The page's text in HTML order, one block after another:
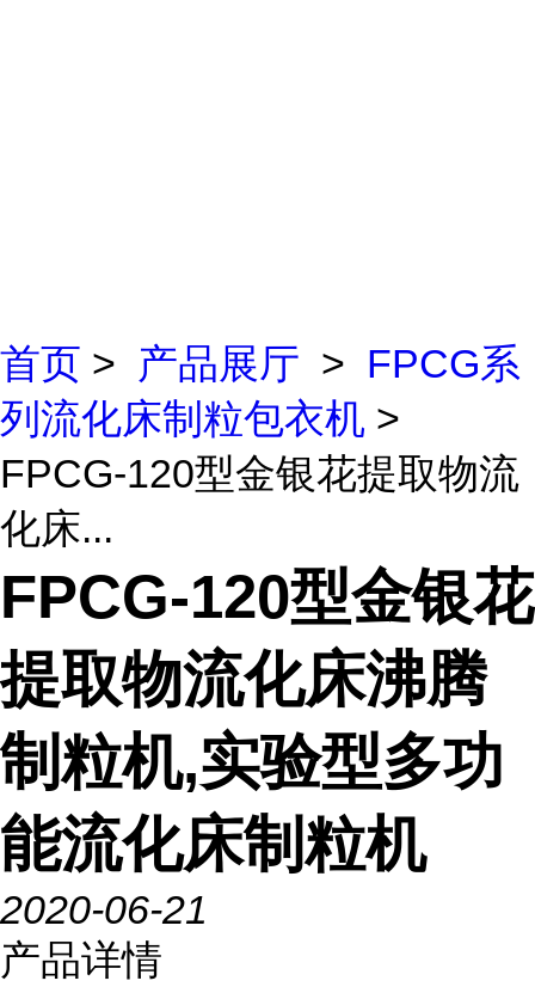
首页 > 产品展厅 > FPCG系
列流化床制粒包衣机 >
FPCG-120型金银花提取物流
化床...
FPCG-120型金银花
提取物流化床沸腾
制粒机,实验型多功
能流化床制粒机
2020-06-21
产品详情